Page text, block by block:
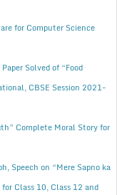
for Computer Science
Solved of “Food
CBSE Session 2021-
Complete Moral Story for
Speech on “Mere Sapno ka
for Class 10, Class 12 and